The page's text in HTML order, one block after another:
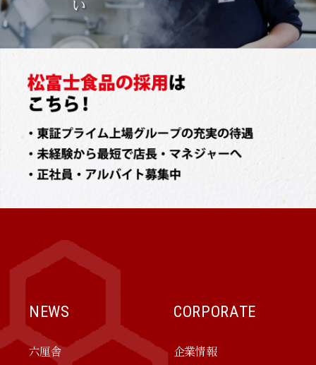
NEWS
六厘舎
CORPORATE
企業情報